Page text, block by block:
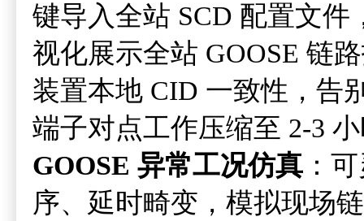
键导入全站 SCD 配置文件
视化展示全站 GOOSE 链
装置本地 CID 一致性，告
端子对点工作压缩至 2-3
GOOSE 异常工况仿真 ：
序、延时畸变，模拟现场